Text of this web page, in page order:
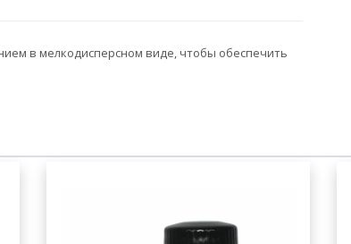
в мелкодисперсном виде, чтобы обеспечить